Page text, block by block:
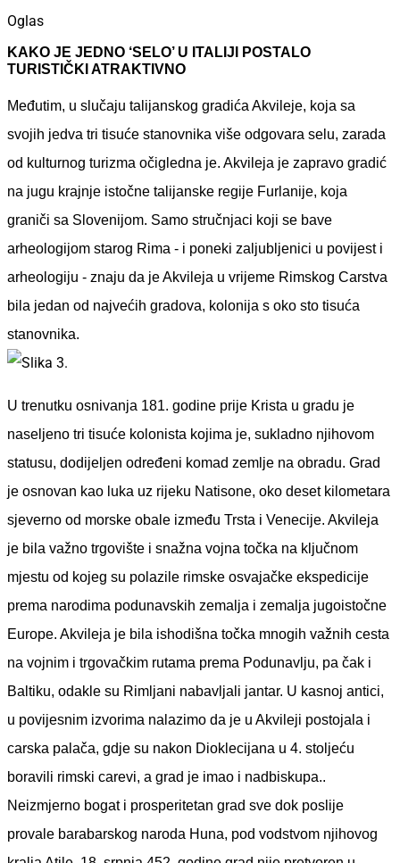
Oglas
KAKO JE JEDNO ‘SELO’ U ITALIJI POSTALO
TURISTIČKI ATRAKTIVNO
Međutim, u slučaju talijanskog gradića Akvileje, koja sa
svojih jedva tri tisuće stanovnika više odgovara selu, zarada
od kulturnog turizma očigledna je. Akvileja je zapravo gradić
na jugu krajnje istočne talijanske regije Furlanije, koja
graniči sa Slovenijom. Samo stručnjaci koji se bave
arheologijom starog Rima - i poneki zaljubljenici u povijest i
arheologiju - znaju da je Akvileja u vrijeme Rimskog Carstva
bila jedan od najvećih gradova, kolonija s oko sto tisuća
stanovnika.
U trenutku osnivanja 181. godine prije Krista u gradu je
naseljeno tri tisuće kolonista kojima je, sukladno njihovom
statusu, dodijeljen određeni komad zemlje na obradu. Grad
je osnovan kao luka uz rijeku Natisone, oko deset kilometara
sjeverno od morske obale između Trsta i Venecije. Akvileja
je bila važno trgovište i snažna vojna točka na ključnom
mjestu od kojeg su polazile rimske osvajačke ekspedicije
prema narodima podunavskih zemalja i zemalja jugoistočne
Europe. Akvileja je bila ishodišna točka mnogih važnih cesta
na vojnim i trgovačkim rutama prema Podunavlju, pa čak i
Baltiku, odakle su Rimljani nabavljali jantar. U kasnoj antici,
u povijesnim izvorima nalazimo da je u Akvileji postojala i
carska palača, gdje su nakon Dioklecijana u 4. stoljeću
boravili rimski carevi, a grad je imao i nadbiskupa..
Neizmjerno bogat i prosperitetan grad sve dok poslije
provale barabarskog naroda Huna, pod vodstvom njihovog